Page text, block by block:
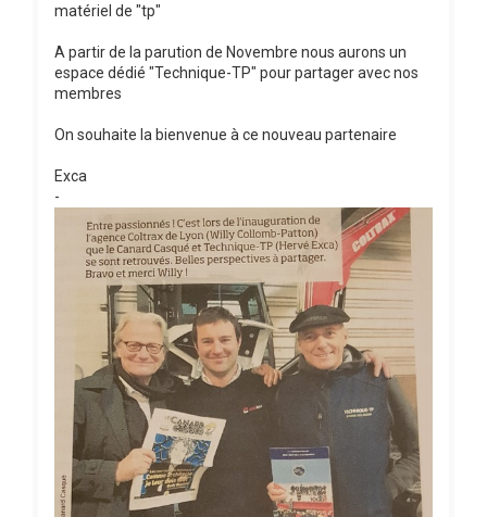
matériel de "tp"
A partir de la parution de Novembre nous aurons un
espace dédié "Technique-TP" pour partager avec nos
membres
On souhaite la bienvenue à ce nouveau partenaire
Exca
-